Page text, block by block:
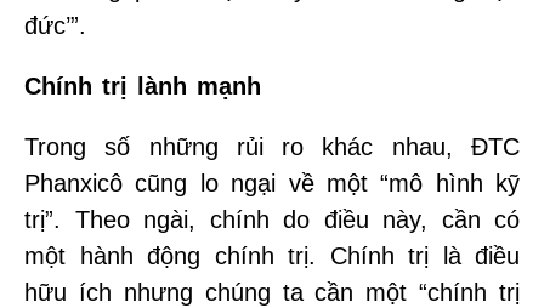
đức’”.
Chính trị lành mạnh
Trong số những rủi ro khác nhau, ĐTC
Phanxicô cũng lo ngại về một “mô hình kỹ
trị”. Theo ngài, chính do điều này, cần có
một hành động chính trị. Chính trị là điều
hữu ích nhưng chúng ta cần một “chính trị